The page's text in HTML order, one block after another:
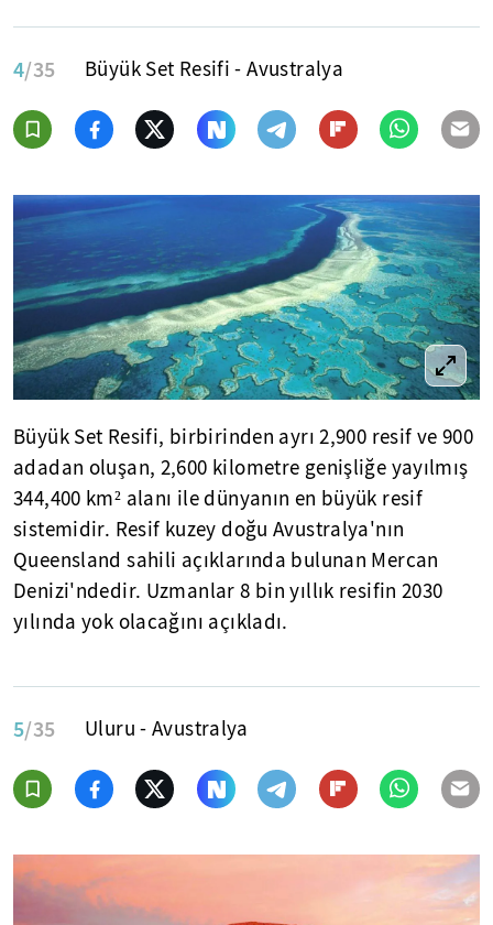
4/35 Büyük Set Resifi - Avustralya
Büyük Set Resifi, birbirinden ayrı 2,900 resif ve 900
adadan oluşan, 2,600 kilometre genişliğe yayılmış
344,400 km² alanı ile dünyanın en büyük resif
sistemidir. Resif kuzey doğu Avustralya'nın
Queensland sahili açıklarında bulunan Mercan
Denizi'ndedir. Uzmanlar 8 bin yıllık resifin 2030
yılında yok olacağını açıkladı.
5/35 Uluru - Avustralya